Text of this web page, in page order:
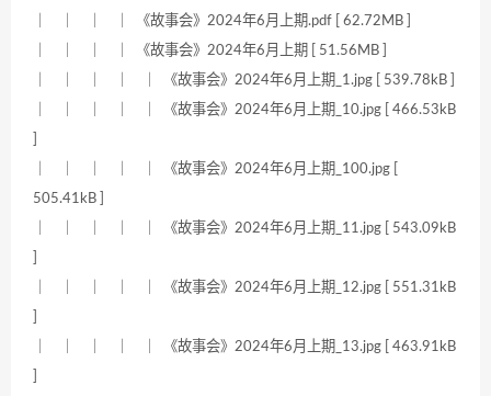
｜ ｜ ｜ ｜ 《故事会》2024年6月上期.pdf [ 62.72MB ]
｜ ｜ ｜ ｜ 《故事会》2024年6月上期 [ 51.56MB ]
｜ ｜ ｜ ｜ ｜ 《故事会》2024年6月上期_1.jpg [ 539.78kB ]
｜ ｜ ｜ ｜ ｜ 《故事会》2024年6月上期_10.jpg [ 466.53kB
｜ ｜ ｜ ｜ ｜ 《故事会》2024年6月上期_100.jpg [
505.41kB ]
｜ ｜ ｜ ｜ ｜ 《故事会》2024年6月上期_11.jpg [ 543.09kB
｜ ｜ ｜ ｜ ｜ 《故事会》2024年6月上期_12.jpg [ 551.31kB
｜ ｜ ｜ ｜ ｜ 《故事会》2024年6月上期_13.jpg [ 463.91kB